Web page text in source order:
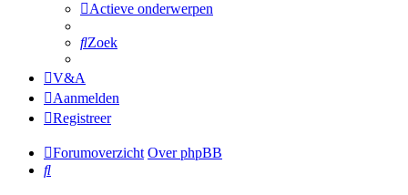
Actieve onderwerpen
Zoek
V&A
Aanmelden
Registreer
Forumoverzicht Over phpBB
Zoek